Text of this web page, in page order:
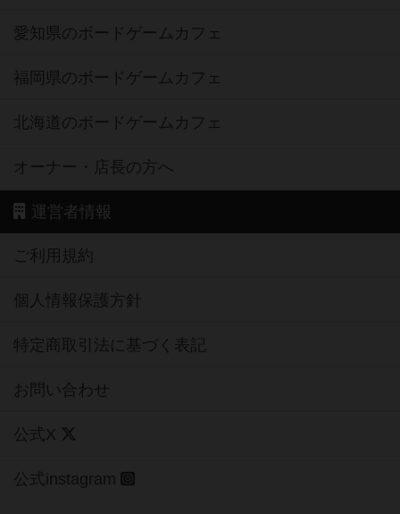
愛知県のボードゲームカフェ
福岡県のボードゲームカフェ
北海道のボードゲームカフェ
オーナー・店長の方へ
運営者情報
ご利用規約
個人情報保護方針
特定商取引法に基づく表記
お問い合わせ
公式X
公式instagram